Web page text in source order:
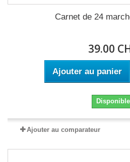
Carnet de 24
39.00
Ajouter au panier
Disponible
Ajouter au comparateur